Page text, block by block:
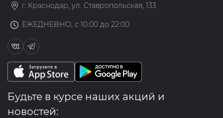
г. Краснодар, ул. Ставропольская, 133
ЕЖЕДНЕВНО, с 10:00 до 22:00
Будьте в курсе наших акций и
новостей: